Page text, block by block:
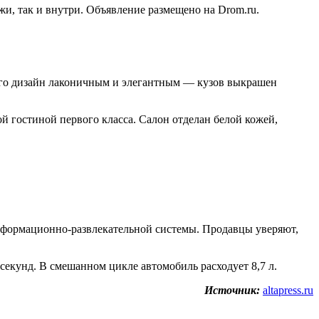
так и внутри. Объявление размещено на Drom.ru.
дизайн лаконичным и элегантным — кузов выкрашен
первого класса. Салон отделан белой кожей,
развлекательной системы. Продавцы уверяют,
В смешанном цикле автомобиль расходует 8,7 л.
Источник: altapress.ru